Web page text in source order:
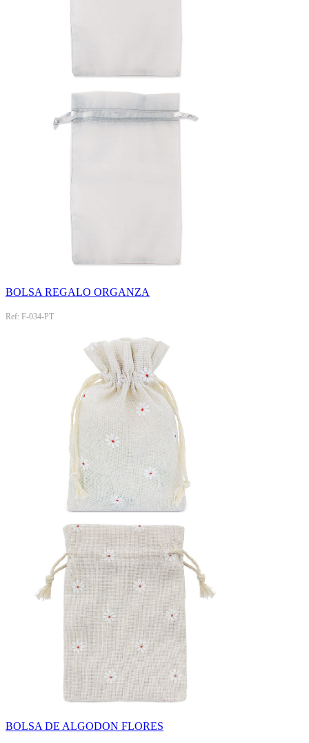
BOLSA REGALO ORGANZA
Ref: F-034-PT
BOLSA DE ALGODON FLORES